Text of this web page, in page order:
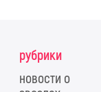
рубрики
новости о